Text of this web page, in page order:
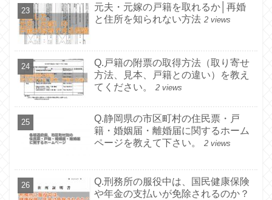
元夫・元嫁の戸籍を取れるか│再婚
と住所を知られない方法 2 views
Q.戸籍の附票の取得方法（取り寄せ
方法、見本、戸籍との違い）を教え
てください。
2 views
Q.静岡県の市区町村の住民票・戸
籍・婚姻届・離婚届に関するホーム
ページを教えて下さい。
2 views
Q.刑務所の服役中は、国民健康保険
や年金の支払いが免除されるのか？